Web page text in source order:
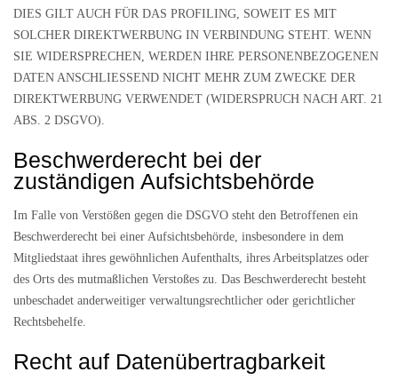
DIES GILT AUCH FÜR DAS PROFILING, SOWEIT ES MIT
SOLCHER DIREKTWERBUNG IN VERBINDUNG STEHT. WENN
SIE WIDERSPRECHEN, WERDEN IHRE PERSONENBEZOGENEN
DATEN ANSCHLIESSEND NICHT MEHR ZUM ZWECKE DER
DIREKTWERBUNG VERWENDET (WIDERSPRUCH NACH ART. 21
ABS. 2 DSGVO).
Beschwerde­recht bei der
zuständigen Aufsichts­behörde
Im Falle von Verstößen gegen die DSGVO steht den Betroffenen ein
Beschwerderecht bei einer Aufsichtsbehörde, insbesondere in dem
Mitgliedstaat ihres gewöhnlichen Aufenthalts, ihres Arbeitsplatzes oder
des Orts des mutmaßlichen Verstoßes zu. Das Beschwerderecht besteht
unbeschadet anderweitiger verwaltungsrechtlicher oder gerichtlicher
Rechtsbehelfe.
Recht auf Daten­übertrag­barkeit